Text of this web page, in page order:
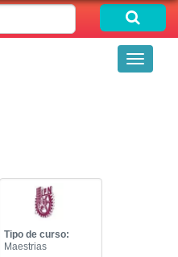
Toggle
Tipo de curso:
Maestrias